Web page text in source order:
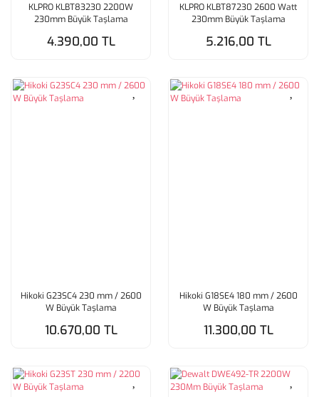
KLPRO KLBT83230 2200W
230mm Büyük Taşlama
4.390,00 TL
KLPRO KLBT87230 2600 Watt
230mm Büyük Taşlama
5.216,00 TL
Hikoki G23SC4 230 mm / 2600
W Büyük Taşlama
10.670,00 TL
Hikoki G18SE4 180 mm / 2600
W Büyük Taşlama
11.300,00 TL